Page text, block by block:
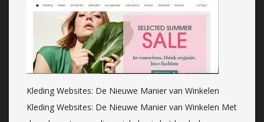
Kleding Websites: De Nieuwe Manier van Winkelen
Kleding Websites: De Nieuwe Manier van Winkelen Met